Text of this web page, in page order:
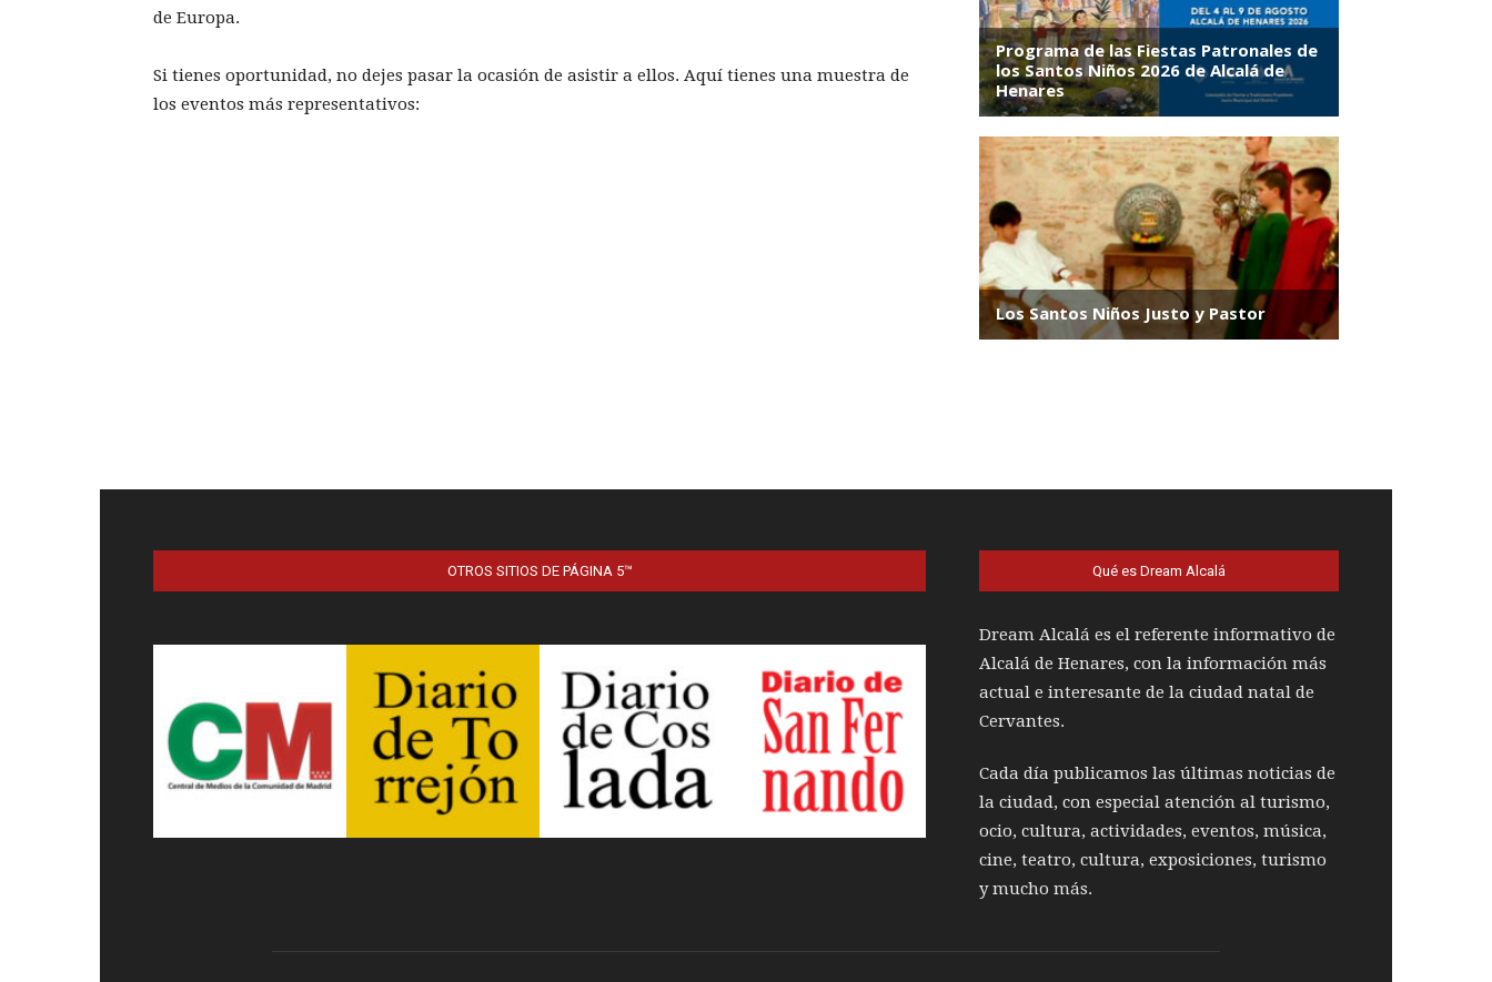
de Europa.
Si tienes oportunidad, no dejes pasar la ocasión de asistir a ellos. Aquí tienes una muestra de
los eventos más representativos:
OTROS SITIOS DE PÁGINA 5™ Qué es Dream Alcalá
Dream Alcalá es el referente informativo de
Alcalá de Henares, con la información más
actual e interesante de la ciudad natal de
Cervantes.
Cada día publicamos las últimas noticias de
la ciudad, con especial atención al turismo,
ocio, cultura, actividades, eventos, música,
cine, teatro, cultura, exposiciones, turismo
y mucho más.